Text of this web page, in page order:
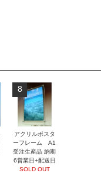
8
アクリルポスタ
ーフレーム A1
受注生産品 納期
6営業日+配送日
SOLD OUT